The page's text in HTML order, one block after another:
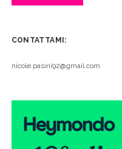
CONTATTAMI:
nicole.pasini92@gmail.com